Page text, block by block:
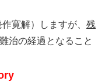
寛解）しますが、 残
治の経過となること